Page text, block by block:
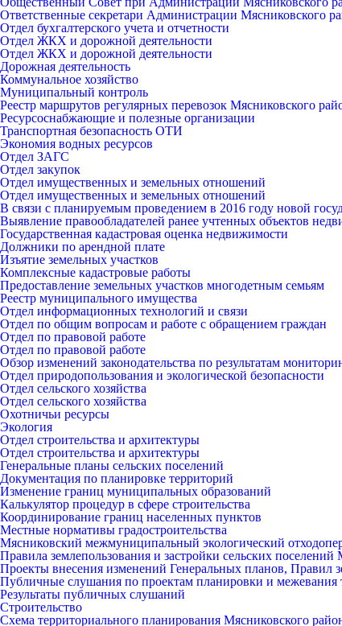
Ответственные секретари Администрации Мясниковского
Отдел бухгалтерского учета и отчетности
Отдел ЖКХ и дорожной деятельности
Отдел ЖКХ и дорожной деятельности
Дорожная деятельность
Коммунальное хозяйство
Муниципальный контроль
Реестр маршрутов регулярных перевозок Мясниковского
Ресурсоснабжающие и полезные организации
Транспортная безопасность ОТИ
Экономия водных ресурсов
Отдел ЗАГС
Отдел закупок
Отдел имущественных и земельных отношений
Отдел имущественных и земельных отношений
В связи с планируемым проведением в 2016 году новой
Выявление правообладателей ранее учтенных объектов
Государственная кадастровая оценка недвижимости
Должники по арендной плате
Изъятие земельных участков
Комплексные кадастровые работы
Предоставление земельных участков многодетным семьям
Реестр муниципального имущества
Отдел информационных технологий и связи
Отдел по общим вопросам и работе с обращением граждан
Отдел по правовой работе
Отдел по правовой работе
Обзор изменений законодательства по результатам
Отдел природопользования и экологической безопасности
Отдел сельского хозяйства
Отдел сельского хозяйства
Охотничьи ресурсы
Экология
Отдел строительства и архитектуры
Отдел строительства и архитектуры
Генеральные планы сельских поселений
Документация по планировке территорий
Изменение границ муниципальных образований
Калькулятор процедур в сфере строительства
Координирование границ населенных пунктов
Местные нормативы градостроительства
Мясниковский межмуниципальный экологический
Правила землепользования и застройки сельских поселений
Проекты внесения изменений Генеральных планов, Правил
Публичные слушания по проектам планировки и межевания
Результаты публичных слушаний
Строительство
Схема территориального планирования Мясниковского